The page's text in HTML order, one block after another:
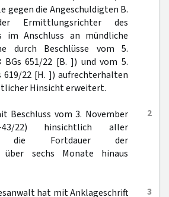
gegen die Angeschuldigten B.
Ermittlungsrichter des
im Anschluss an mündliche
durch Beschlüsse vom 5.
BGs 651/22 [B. ]) und vom 5.
619/22 [H. ]) aufrechterhalten
Hinsicht erweitert.
2
Beschluss vom 3. November
22) hinsichtlich aller
die Fortdauer der
über sechs Monate hinaus
3
hat mit Anklageschrift